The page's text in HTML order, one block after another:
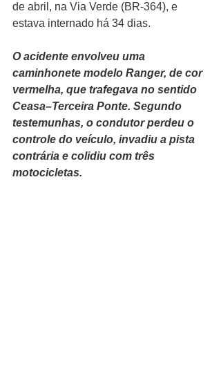
de abril, na Via Verde (BR-364), e
estava internado há 34 dias.
O acidente envolveu uma
caminhonete modelo Ranger, de cor
vermelha, que trafegava no sentido
Ceasa–Terceira Ponte. Segundo
testemunhas, o condutor perdeu o
controle do veículo, invadiu a pista
contrária e colidiu com três
motocicletas.